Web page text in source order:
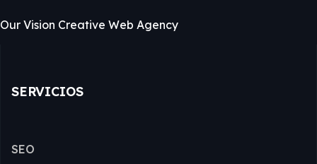
Our Vision Creative Web Agency
SERVICIOS
SEO